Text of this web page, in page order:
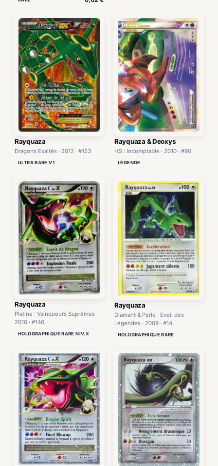
Rayquaza
Dragons Exaltés · 2012 · #123
ULTRA RARE V1
Rayquaza & Deoxys
HS : Indomptable · 2010 · #90
LÉGENDE
Rayquaza
Platine : Vainqueurs Suprêmes ·
2010 · #146
HOLOGRAPHIQUE RARE NIV.X
Rayquaza
Diamant & Perle : Eveil des
Légendes · 2009 · #14
HOLOGRAPHIQUE RARE